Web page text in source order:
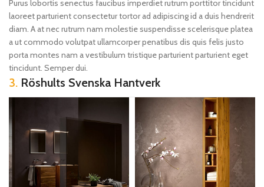
Purus lobortis senectus faucibus imperdiet rutrum porttitor tincidunt
laoreet parturient consectetur tortor ad adipiscing id a duis hendrerit
diam. A at nec rutrum nam molestie suspendisse scelerisque platea
a ut commodo volutpat ullamcorper penatibus dis quis felis justo
porta montes nam a vestibulum tristique parturient parturient eget
tincidunt. Semper dui.
3. Röshults Svenska Hantverk